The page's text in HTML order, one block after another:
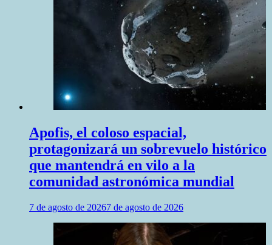
Apofis, el coloso espacial,
protagonizará un sobrevuelo histórico
que mantendrá en vilo a la
comunidad astronómica mundial
7 de agosto de 20267 de agosto de 2026